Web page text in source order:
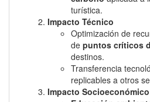
turística.
Impacto Técnico
Optimización de
de puntos críticos
destinos.
Transferencia
replicables a otros
Impacto Socioeconómico